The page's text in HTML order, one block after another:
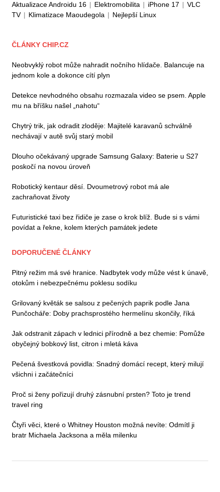
Aktualizace Androidu 16 | Elektromobilita | iPhone 17 | VLC
TV | Klimatizace Maoudegola | Nejlepší Linux
ČLÁNKY CHIP.CZ
Neobvyklý robot může nahradit nočního hlídače. Balancuje na
jednom kole a dokonce cítí plyn
Detekce nevhodného obsahu rozmazala video se psem. Apple
mu na bříšku našel „nahotu“
Chytrý trik, jak odradit zloděje: Majitelé karavanů schválně
nechávají v autě svůj starý mobil
Dlouho očekávaný upgrade Samsung Galaxy: Baterie u S27
poskočí na novou úroveň
Robotický kentaur děsí. Dvoumetrový robot má ale
zachraňovat životy
Futuristické taxi bez řidiče je zase o krok blíž. Bude si s vámi
povídat a řekne, kolem kterých památek jedete
DOPORUČENÉ ČLÁNKY
Pitný režim má své hranice. Nadbytek vody může vést k únavě,
otokům i nebezpečnému poklesu sodíku
Grilovaný květák se salsou z pečených paprik podle Jana
Punčocháře: Doby prachsprostého hermelínu skončily, říká
Jak odstranit zápach v lednici přírodně a bez chemie: Pomůže
obyčejný bobkový list, citron i mletá káva
Pečená švestková povidla: Snadný domácí recept, který milují
všichni i začátečníci
Proč si ženy pořizují druhý zásnubní prsten? Toto je trend
travel ring
Čtyři věci, které o Whitney Houston možná nevíte: Odmítl ji
bratr Michaela Jacksona a měla milenku